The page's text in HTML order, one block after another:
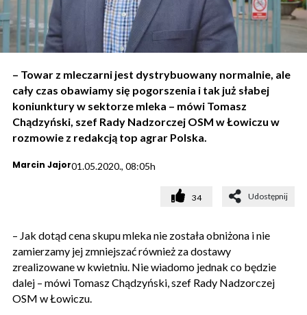
– Towar z mleczarni jest dystrybuowany normalnie, ale
cały czas obawiamy się pogorszenia i tak już słabej
koniunktury w sektorze mleka – mówi Tomasz
Chądzyński, szef Rady Nadzorczej OSM w Łowiczu w
rozmowie z redakcją top agrar Polska.
Marcin Jajor01.05.2020., 08:05h
34 Udostępnij
– Jak dotąd cena skupu mleka nie została obniżona i nie
zamierzamy jej zmniejszać również za dostawy
zrealizowane w kwietniu. Nie wiadomo jednak co będzie
dalej – mówi Tomasz Chądzyński, szef Rady Nadzorczej
OSM w Łowiczu.